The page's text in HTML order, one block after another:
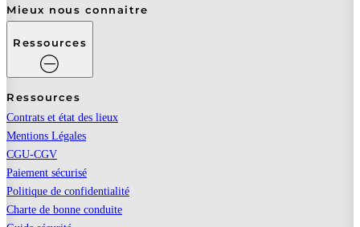
Mieux nous connaitre
Ressources
Ressources
Contrats et état des lieux
Mentions Légales
CGU-CGV
Paiement sécurisé
Politique de confidentialité
Charte de bonne conduite